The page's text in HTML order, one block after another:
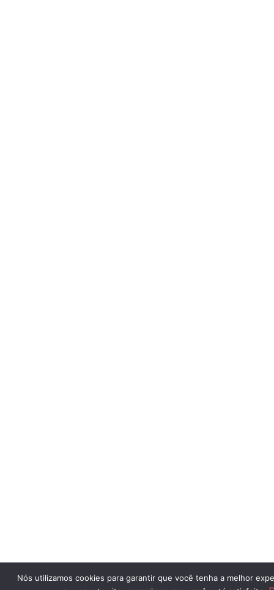
Nós utilizamos cookies para garantir que você tenha a melhor